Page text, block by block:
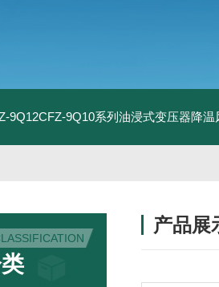
9Q12CFZ-9Q10系列油浸式变压器降温
产品展